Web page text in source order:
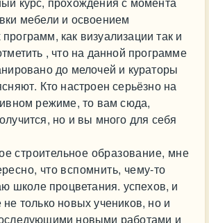
мебели и освоением
как визуализации так и
, что на данной программе
до мелочей и кураторы
Кто настроен серьёзно на
режиме, то вам сюда,
но и вы много для себя
строительное образование, мне
что вспомнить, чему-то
школе процветания. успехов, и
только новых учеников, но и
новыми работами и